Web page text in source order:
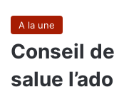
A la une
Conseil
salue